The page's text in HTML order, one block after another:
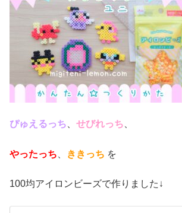
ぴゅえるっち、 せびれっち、
やったっち ききっち を
100均アイロンビーズで作りました↓